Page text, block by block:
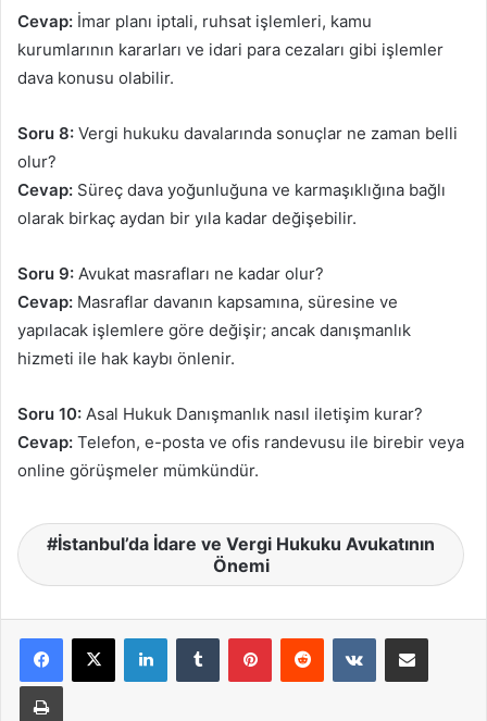
Cevap: İmar planı iptali, ruhsat işlemleri, kamu
kurumlarının kararları ve idari para cezaları gibi işlemler
dava konusu olabilir.
Soru 8: Vergi hukuku davalarında sonuçlar ne zaman belli
olur?
Cevap: Süreç dava yoğunluğuna ve karmaşıklığına bağlı
olarak birkaç aydan bir yıla kadar değişebilir.
Soru 9: Avukat masrafları ne kadar olur?
Cevap: Masraflar davanın kapsamına, süresine ve
yapılacak işlemlere göre değişir; ancak danışmanlık
hizmeti ile hak kaybı önlenir.
Soru 10: Asal Hukuk Danışmanlık nasıl iletişim kurar?
Cevap: Telefon, e-posta ve ofis randevusu ile birebir veya
online görüşmeler mümkündür.
İstanbul’da İdare ve Vergi Hukuku Avukatının
Önemi
LinkedInTumblr PinterestReddit VKontakteE-Posta ile paylaş
Yazdır